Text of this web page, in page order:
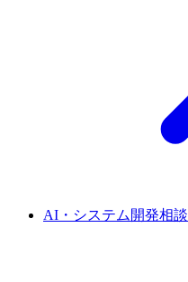
AI・システム開発相談